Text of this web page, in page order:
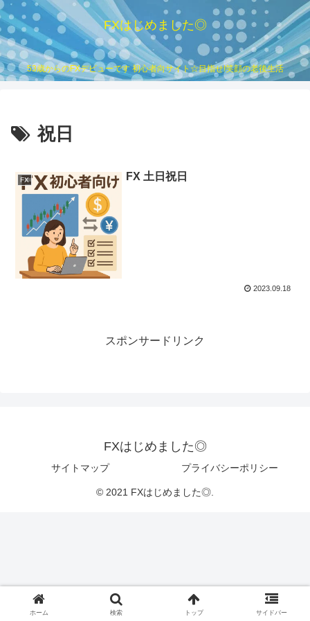
FXはじめました◎
53歳からのFXデビューです 初心者向サイト☆目指せ!笑顔の老後生活
祝日
FX FX 土日祝日
2023.09.18
スポンサードリンク
FXはじめました◎
サイトマップ プライバシーポリシー
© 2021 FXはじめました◎.
ホーム 検索 トップ サイドバー